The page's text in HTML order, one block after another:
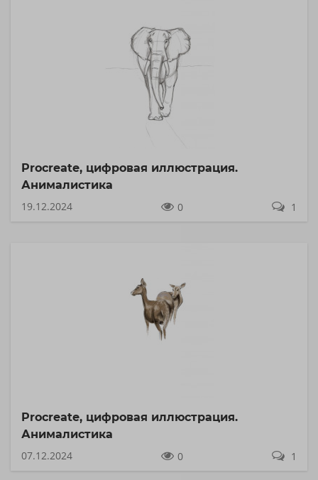
Procreate, цифровая иллюстрация.
Анималистика
19.12.2024
0 1
Procreate, цифровая иллюстрация.
Анималистика
07.12.2024
0 1